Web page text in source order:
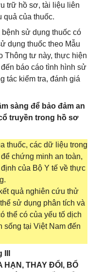
trữ hồ sơ, tài liệu liên
quả của thuốc.
sử dụng thuốc có
dụng thuốc theo Mẫu
Thông tư này, thực hiện
báo cáo tình hình sử
tác kiểm tra, đánh giá
sàng để bảo đảm an
truyền trong hồ sơ
thuốc, các dữ liệu trong
chứng minh an toàn,
của Bộ Y tế về thực
quả nghiên cứu thử
sử dụng phân tích và
thể có của yếu tố dịch
sống tại Việt Nam đến
HẠN, THAY ĐỔI, BỔ